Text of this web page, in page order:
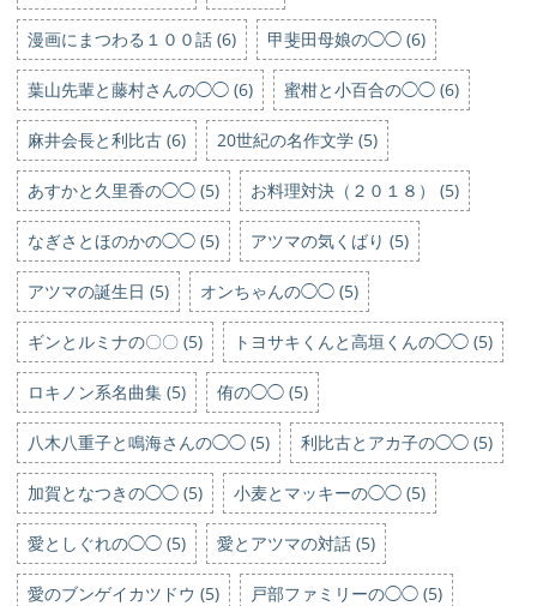
漫画にまつわる１００話 (6) 甲斐田母娘の◯◯ (6)
葉山先輩と藤村さんの◯◯ (6) 蜜柑と小百合の◯◯ (6)
麻井会長と利比古 (6) 20世紀の名作文学 (5)
あすかと久里香の◯◯ (5) お料理対決（２０１８） (5)
なぎさとほのかの◯◯ (5) アツマの気くばり (5)
アツマの誕生日 (5) オンちゃんの◯◯ (5)
ギンとルミナの〇〇 (5) トヨサキくんと高垣くんの◯◯ (5)
ロキノン系名曲集 (5) 侑の◯◯ (5)
八木八重子と鳴海さんの◯◯ (5) 利比古とアカ子の◯◯ (5)
加賀となつきの◯◯ (5) 小麦とマッキーの◯◯ (5)
愛としぐれの◯◯ (5) 愛とアツマの対話 (5)
愛のブンゲイカツドウ (5) 戸部ファミリーの◯◯ (5)